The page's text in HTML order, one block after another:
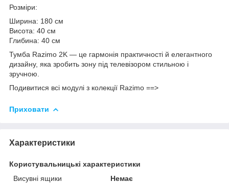
Розміри:
Ширина: 180 см
Висота: 40 см
Глибина: 40 см
Тумба Razimo 2K — це гармонія практичності й елегантного
дизайну, яка зробить зону під телевізором стильною і
зручною.
Подивитися всі модулі з колекції Razimo ==>
Приховати
Характеристики
Користувальницькі характеристики
Висувні ящики
Немає